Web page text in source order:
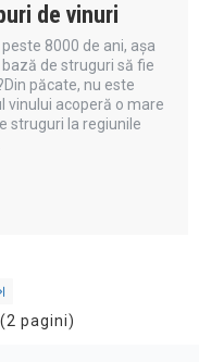
de vinuri
8000 de ani, așa
de struguri să fie
păcate, nu este
vinului acoperă o mare
struguri la regiunile
pagini)